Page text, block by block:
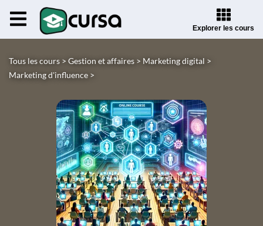
Explorer les cours
Tous les cours > Gestion et affaires > Marketing digital >
Marketing d'influence >